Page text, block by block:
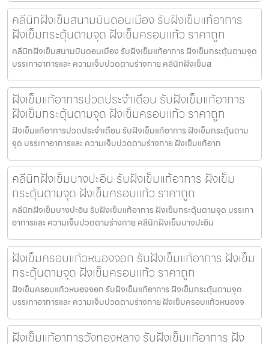
คลีนิกฝังเข็มสนามบินดอนเมือง รับฝังเข็มแก้อาการ
ฝังเข็มกระตุ้นตามจุด ฝังเข็มครอบแก้ว ราคาถูก
คลีนิกฝังเข็มสนามบินดอนเมือง รับฝังเข็มแก้อาการ ฝังเข็มกระตุ้นตามจุด
บรรเทาอาการและ ความเจ็บปวดตามร่างกาย คลีนิกฝังเข็มส
ฝังเข็มแก้อาการปวดประจําเดือน รับฝังเข็มแก้อาการ
ฝังเข็มกระตุ้นตามจุด ฝังเข็มครอบแก้ว ราคาถูก
ฝังเข็มแก้อาการปวดประจําเดือน รับฝังเข็มแก้อาการ ฝังเข็มกระตุ้นตาม
จุด บรรเทาอาการและ ความเจ็บปวดตามร่างกาย ฝังเข็มแก้อาก
คลีนิกฝังเข็มบางปะอิน รับฝังเข็มแก้อาการ ฝังเข็ม
กระตุ้นตามจุด ฝังเข็มครอบแก้ว ราคาถูก
คลีนิกฝังเข็มบางปะอิน รับฝังเข็มแก้อาการ ฝังเข็มกระตุ้นตามจุด บรรเทา
อาการและ ความเจ็บปวดตามร่างกาย คลีนิกฝังเข็มบางปะอิน
ฝังเข็มครอบแก้วหนองจอก รับฝังเข็มแก้อาการ ฝังเข็ม
กระตุ้นตามจุด ฝังเข็มครอบแก้ว ราคาถูก
ฝังเข็มครอบแก้วหนองจอก รับฝังเข็มแก้อาการ ฝังเข็มกระตุ้นตามจุด
บรรเทาอาการและ ความเจ็บปวดตามร่างกาย ฝังเข็มครอบแก้วหนองจ
ฝังเข็มแก้อาการวังทองหลาง รับฝังเข็มแก้อาการ ฝัง